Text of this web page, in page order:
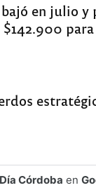
en julio y
para
Córdoba en